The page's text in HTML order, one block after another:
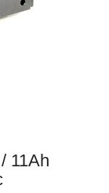
11Ah